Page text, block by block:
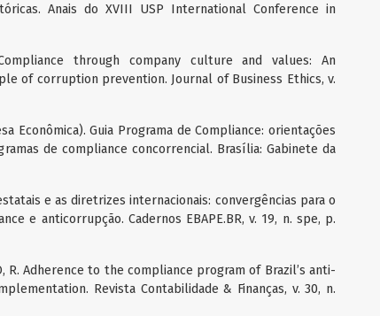
Anais do XVIII USP International Conference in
through company culture and values: An
of corruption prevention. Journal of Business Ethics, v.
Econômica). Guia Programa de Compliance: orientações
de compliance concorrencial. Brasília: Gabinete da
estatais e as diretrizes internacionais: convergências para o
e anticorrupção. Cadernos EBAPE.BR, v. 19, n. spe, p.
R. Adherence to the compliance program of Brazil’s anti-
Revista Contabilidade & Finanças, v. 30, n.